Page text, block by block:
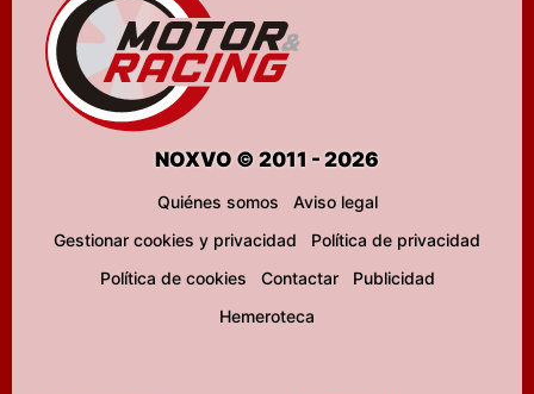
NOXVO © 2011 - 2026
Quiénes somos
Aviso legal
Gestionar cookies y privacidad
Política de privacidad
Política de cookies
Contactar
Publicidad
Hemeroteca